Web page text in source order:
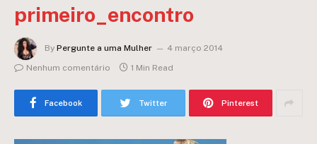
primeiro_encontro
By Pergunte a uma Mulher
4 março 2014
Nenhum comentário
1 Min Read
Facebook Twitter Pinterest